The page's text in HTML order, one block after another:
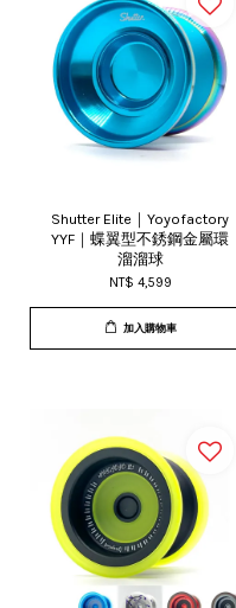
Shutter Elite｜Yoyofactory
YYF｜蝶翼型不銹鋼金屬環
溜溜球
NT$ 4,599
加入購物車